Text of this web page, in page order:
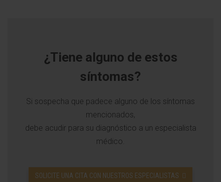
¿Tiene alguno de estos
síntomas?
Si sospecha que padece alguno de los síntomas
mencionados,
debe acudir para su diagnóstico a un especialista
médico.
SOLICITE UNA CITA CON NUESTROS ESPECIALISTAS